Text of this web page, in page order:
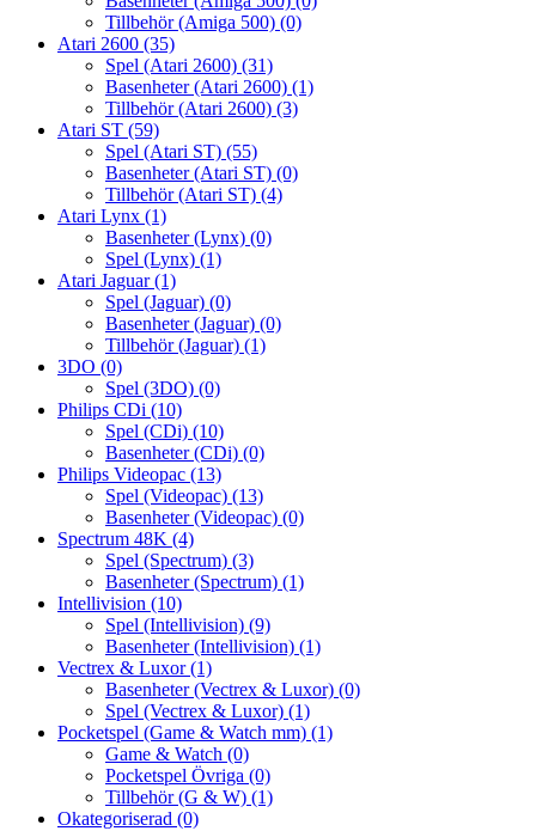
Tillbehör (Amiga 500) (0)
Atari 2600 (35)
Spel (Atari 2600) (31)
Basenheter (Atari 2600) (1)
Tillbehör (Atari 2600) (3)
Atari ST (59)
Spel (Atari ST) (55)
Basenheter (Atari ST) (0)
Tillbehör (Atari ST) (4)
Atari Lynx (1)
Basenheter (Lynx) (0)
Spel (Lynx) (1)
Atari Jaguar(1)
Spel (Jaguar) (0)
Basenheter (Jaguar) (0)
Tillbehör (Jaguar) (1)
3DO (0)
Spel (3DO) (0)
Philips CDi (10)
Spel (CDi) (10)
Basenheter (CDi) (0)
Philips Videopac (13)
Spel (Videopac) (13)
Basenheter (Videopac) (0)
Spectrum 48K (4)
Spel (Spectrum) (3)
Basenheter (Spectrum) (1)
Intellivision (10)
Spel (Intellivision) (9)
Basenheter (Intellivision) (1)
Vectrex & Luxor(1)
Basenheter (Vectrex & Luxor) (0)
Spel (Vectrex & Luxor) (1)
Pocketspel (Game & Watch mm) (1)
Game & Watch (0)
Pocketspel Övriga (0)
Tillbehör (G & W) (1)
Okategoriserad (0)